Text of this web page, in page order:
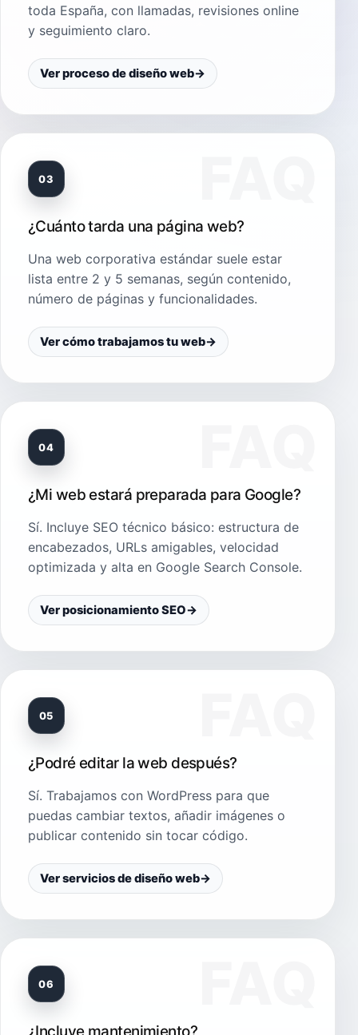
toda España, con llamadas, revisiones online
y seguimiento claro.
Ver proceso de diseño web→
03
¿Cuánto tarda una página web?
Una web corporativa estándar suele estar
lista entre 2 y 5 semanas, según contenido,
número de páginas y funcionalidades.
Ver cómo trabajamos tu web→
04
¿Mi web estará preparada para Google?
Sí. Incluye SEO técnico básico: estructura de
encabezados, URLs amigables, velocidad
optimizada y alta en Google Search Console.
Ver posicionamiento SEO→
05
¿Podré editar la web después?
Sí. Trabajamos con WordPress para que
puedas cambiar textos, añadir imágenes o
publicar contenido sin tocar código.
Ver servicios de diseño web→
06